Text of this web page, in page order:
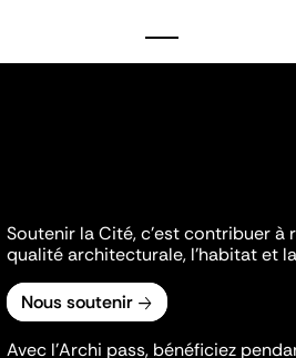
Soutenir la Cité, c'est contribuer à
qualité architecturale, l'habitat et
Nous soutenir
Avec l’Archi pass, bénéficiez